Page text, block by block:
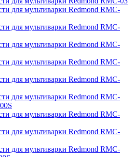
для мультиварки Redmond RMC-
для мультиварки Redmond RMC-
для мультиварки Redmond RMC-
для мультиварки Redmond RMC-
для мультиварки Redmond RMC-
для мультиварки Redmond RMC-
для мультиварки Redmond RMC-
для мультиварки Redmond RMC-
для мультиварки Redmond RMC-